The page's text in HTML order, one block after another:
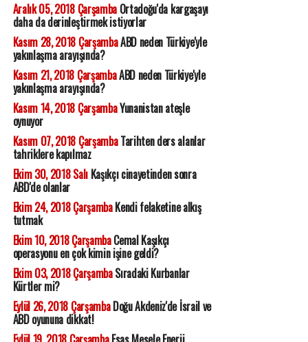
Aralık 05, 2018 ÇarşambaOrtadoğu'da kargaşayı
daha da derinleştirmek istiyorlar
Kasım 28, 2018 ÇarşambaABD neden Türkiye'yle
yakınlaşma arayışında?
Kasım 21, 2018 ÇarşambaABD neden Türkiye'yle
yakınlaşma arayışında?
Kasım 14, 2018 ÇarşambaYunanistan ateşle
oynuyor
Kasım 07, 2018 ÇarşambaTarihten ders alanlar
tahriklere kapılmaz
Ekim 30, 2018 SalıKaşıkçı cinayetinden sonra
ABD'de olanlar
Ekim 24, 2018 ÇarşambaKendi felaketine alkış
tutmak
Ekim 10, 2018 ÇarşambaCemal Kaşıkçı
operasyonu en çok kimin işine geldi?
Ekim 03, 2018 ÇarşambaSıradaki Kurbanlar
Kürtler mi?
Eylül 26, 2018 ÇarşambaDoğu Akdeniz'de İsrail ve
ABD oyununa dikkat!